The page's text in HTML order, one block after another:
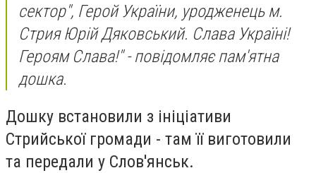
сектор", Герой України, уродженець м.
Стрия Юрій Дяковський. Слава Україні!
Героям Слава!"- повідомляє пам'ятна
дошка.
Дошку встановили з ініціативи
Стрийської громади - там її виготовили
та передали у Слов'янськ.